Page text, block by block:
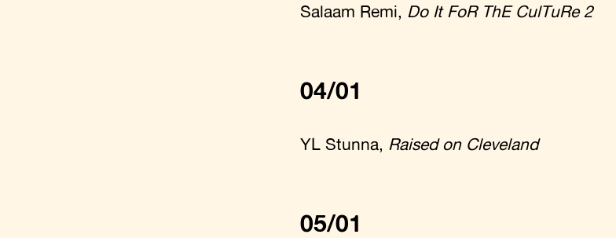
Salaam Remi, Do It FoR ThE CulTuRe 2
04/01
YL Stunna, Raised on Cleveland
05/01